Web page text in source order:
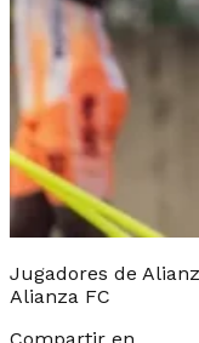
Jugadores de
Alianza FC